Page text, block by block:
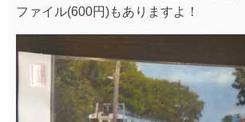
ファイル(600円)もありますよ！